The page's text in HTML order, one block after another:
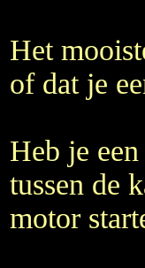
Het
of dat je
Heb je
tussen de
motor